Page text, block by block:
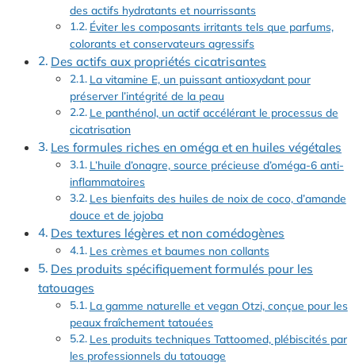
des actifs hydratants et nourrissants
Éviter les composants irritants tels que parfums,
colorants et conservateurs agressifs
Des actifs aux propriétés cicatrisantes
La vitamine E, un puissant antioxydant pour
préserver l’intégrité de la peau
Le panthénol, un actif accélérant le processus de
cicatrisation
Les formules riches en oméga et en huiles végétales
L’huile d’onagre, source précieuse d’oméga-6 anti-
inflammatoires
Les bienfaits des huiles de noix de coco, d’amande
douce et de jojoba
Des textures légères et non comédogènes
Les crèmes et baumes non collants
Des produits spécifiquement formulés pour les
tatouages
La gamme naturelle et vegan Otzi, conçue pour les
peaux fraîchement tatouées
Les produits techniques Tattoomed, plébiscités par
les professionnels du tatouage